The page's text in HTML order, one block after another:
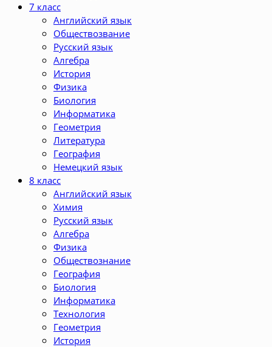
7 класс
Английский язык
Обществозвание
Русский язык
Алгебра
История
Физика
Биология
Информатика
Геометрия
Литература
География
Немецкий язык
8 класс
Английский язык
Химия
Русский язык
Алгебра
Физика
Обществознание
География
Биология
Информатика
Технология
Геометрия
История